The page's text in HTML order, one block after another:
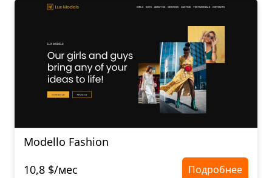
Modello Fashion
10,8 $/мес
Подробнее